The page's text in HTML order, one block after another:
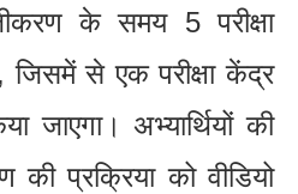
के समय 5 परीक्षा
से एक परीक्षा केंद्र
जाएगा। अभ्यार्थियों की
प्रक्रिया को वीडियो